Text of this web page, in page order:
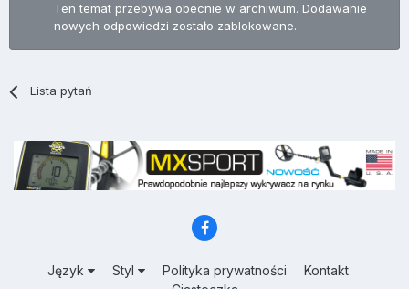
Ten temat przebywa obecnie w archiwum. Dodawanie
nowych odpowiedzi zostało zablokowane.
Lista pytań
Język Styl Polityka prywatności
Kontakt